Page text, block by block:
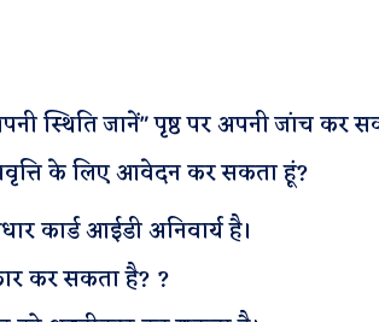
स्थिति जानें" पृष्ठ पर अपनी जांच कर
के लिए आवेदन कर सकता हूं?
कार्ड आईडी अनिवार्य है।
कर सकता है? ?